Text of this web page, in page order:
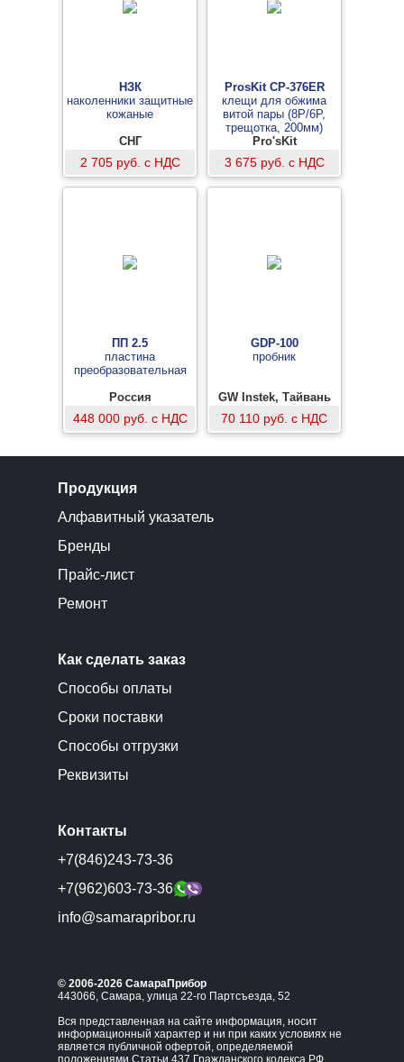
НЗК
наколенники защитные
кожаные
СНГ
2 705 руб. с НДС
ProsKit CP-376ER
клещи для обжима
витой пары (8P/6P,
трещотка, 200мм)
Pro'sKit
3 675 руб. с НДС
ПП 2.5
пластина
преобразовательная
Россия
448 000 руб. с НДС
GDP-100
пробник
GW Instek, Тайвань
70 110 руб. с НДС
Продукция
Алфавитный указатель
Бренды
Прайс-лист
Ремонт
Как сделать заказ
Способы оплаты
Сроки поставки
Способы отгрузки
Реквизиты
Контакты
+7(846)243-73-36
+7(962)603-73-36
info@samarapribor.ru
© 2006-2026 СамараПрибор
443066, Самара, улица 22-го Партсъезда, 52
Вся представленная на сайте информация, носит
информационный характер и ни при каких условиях не
является публичной офертой, определяемой
положениями Статьи 437 Гражданского кодекса РФ.